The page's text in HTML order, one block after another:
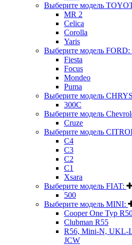
Выберите модель
MR 2
Celica
Corolla
Yaris
Выберите модель FORD:
Fiesta
Focus
Mondeo
Puma
Выберите модель
300C
Выберите модель
Cruze
Выберите модель
C4
C3
C2
C1
Xsara
Выберите модель FIAT:
500
Выберите модель MINI:
Cooper One Typ
Clubman R55
R56, Mini-N, UKL-
JCW